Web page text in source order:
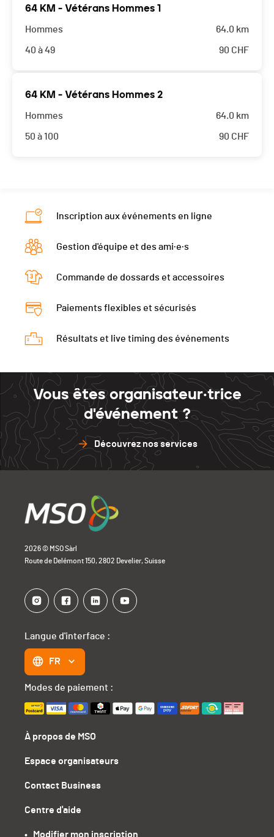
64 KM - Vétérans Hommes 1
Hommes
40 à 49
64.0 km
90 CHF
64 KM - Vétérans Hommes 2
Hommes
50 à 100
64.0 km
90 CHF
Inscription aux événements en ligne
Gestion d'équipe et des ami·e·s
Commande de dossards et accessoires
Paiements flexibles et sécurisés
Résultats et live timing des événements
Vous êtes organisateur·trice
d'événement ?
Découvrez nos services
2026 © MSO Sàrl
Route de Delémont 150, 2802 Develier, Suisse
À propos de MSO
Espace organisateurs
Contact Business
Centre d'aide
•   Modifier mon inscription
Langue d'interface :
FR
Modes de paiement :